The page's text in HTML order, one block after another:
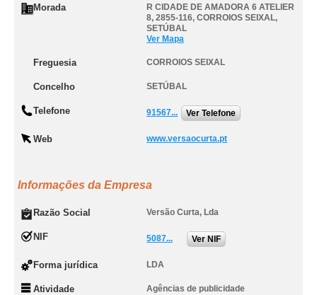
Morada
R CIDADE DE AMADORA 6 ATELIER
8, 2855-116, CORROIOS SEIXAL,
SETÚBAL
Ver Mapa
Freguesia CORROIOS SEIXAL
Concelho SETÚBAL
Telefone 91567... Ver Telefone
Web www.versaocurta.pt
Informações da Empresa
Razão Social Versão Curta, Lda
NIF 5087... Ver NIF
Forma jurídica LDA
Atividade Agências de publicidade